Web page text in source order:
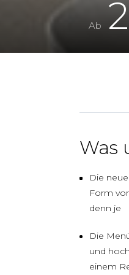
Ab
Was
Die
Form
denn je
Die
und
einem